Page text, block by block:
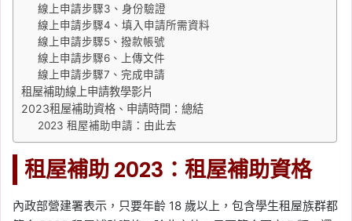
線上申請步驟3、身份驗證
線上申請步驟4、填入申請所需資料
線上申請步驟5、撥款帳號
線上申請步驟6、上傳文件
線上申請步驟7、完成申請
租屋補助線上申請教學影片
2023租屋補助資格、申請時間：總結
2023 租屋補助申請：由此去
租屋補助 2023：租屋補助資格
內政部營建署表示，只要年齡 18 歲以上，包含學生租屋族群都